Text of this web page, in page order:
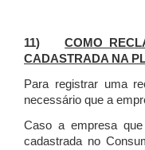
11)COMO
CADASTRADA NA
Para registrar uma
necessário que a
Caso a empresa
cadastrada no